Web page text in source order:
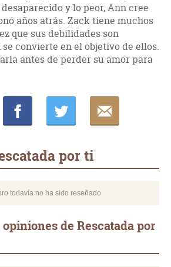
y lo peor, Ann cree
años atrás. Zack tiene muchos
que sus debilidades son
convierte en el objetivo de ellos.
antes de perder su amor para
por ti
todavía no ha sido reseñado
de Rescatada por